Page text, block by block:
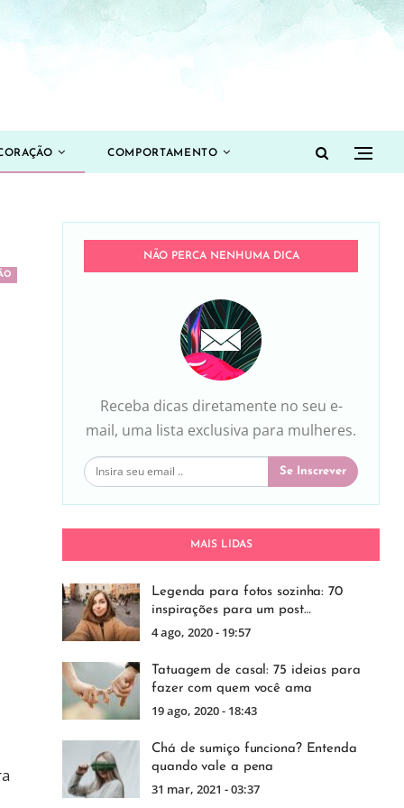
COMPORTAMENTO
NÃO PERCA NENHUMA DICA
Receba dicas diretamente no seu e-
mail, uma lista exclusiva para mulheres.
Se Inscrever
MAIS LIDAS
Legenda para fotos sozinha: 70
inspirações para um post…
4 ago, 2020 - 19:57
Tatuagem de casal: 75 ideias para
fazer com quem você ama
19 ago, 2020 - 18:43
Chá de sumiço funciona? Entenda
quando vale a pena
31 mar, 2021 - 03:37